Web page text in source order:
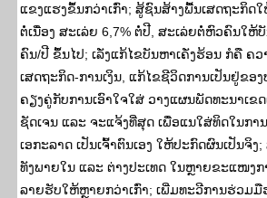
ແຂງແຮງຂຶ້ນກວ່າເກົ່າ; ສູ້ຊົນສ້າງພື້ນເສດຖະກິດ
ຕໍ່ເນື່ອງ ສະເລ່ຍ 6,7% ຕໍ່ປີ, ສະເລ່ຍຕໍ່ຫົວຄົນໃຫ້
ຄົນ/ປີ ຂຶ້ນໄປ; ເລັ່ງແກ້ໄຂບັນຫາເຄັ່ງຮ້ອນ ກໍຄື ຄ
ເສດຖະກິດ-ການເງິນ, ແກ້ໄຂຊີວິດການເປັນຢູ່ຂອ
ຄຽງຄູ່ກັບການເອົາໃຈໃສ່ ວາງແຜນພັດທະນາເ
ຊັດເຈນ ແລະ ຈະແຈ້ງທີ່ສຸດ ເພື່ອແນໃສ່ທິດໃນກາ
ເອກະລາດ ເປັນເຈົ້າຕົນເອງ ໃຫ້ປະກົດຜົນເປັນຈິ
ທັງພາຍໃນ ແລະ ຕ່າງປະເທດ ໃນຫຼາຍຂະແໜງ
ລາຍຮັບໃຫ້ຫຼາຍກວ່າເກົ່າ; ເພີ່ມທະວີການຮ່ວມມື